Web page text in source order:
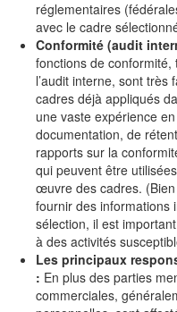
réglementaires
avec le cadre
Conformité (audit
fonctions de
l’audit interne, sont très
cadres déjà appliqués
une vaste expérience
documentation, de
rapports sur la
qui peuvent être
œuvre des cadres. (Bien
fournir des informations
sélection, il est
à des activités
Les principaux
: En plus des parties
commerciales,